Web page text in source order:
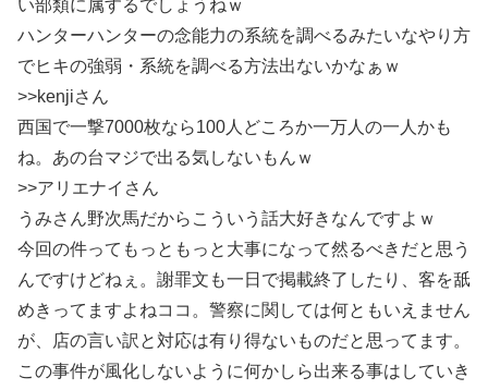
い部類に属するでしょうねｗ
ハンターハンターの念能力の系統を調べるみたいなやり方
でヒキの強弱・系統を調べる方法出ないかなぁｗ
>>kenjiさん
西国で一撃7000枚なら100人どころか一万人の一人かも
ね。あの台マジで出る気しないもんｗ
>>アリエナイさん
うみさん野次馬だからこういう話大好きなんですよｗ
今回の件ってもっともっと大事になって然るべきだと思う
んですけどねぇ。謝罪文も一日で掲載終了したり、客を舐
めきってますよねココ。警察に関しては何ともいえません
が、店の言い訳と対応は有り得ないものだと思ってます。
この事件が風化しないように何かしら出来る事はしていき